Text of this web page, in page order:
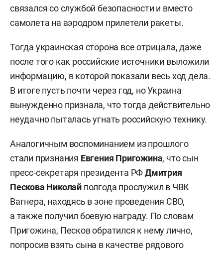
связался со службой безопасности и вместо
самолета на аэродром прилетели ракеты.
Тогда украинская сторона все отрицала, даже
после того как российские источники выложили
информацию, в которой показали весь ход дела.
В итоге пусть почти через год, но Украина
вынужденно признала, что тогда действительно
неудачно пыталась угнать российскую технику.
Аналогичным воспоминанием из прошлого
стали признания Евгения Пригожина, что сын
пресс-секретаря президента РФДмитрия
Пескова Николай полгода прослужил в ЧВК
Вагнера, находясь в зоне проведения СВО,
а также получил боевую награду. По словам
Пригожина, Песков обратился к нему лично,
попросив взять сына в качестве рядового